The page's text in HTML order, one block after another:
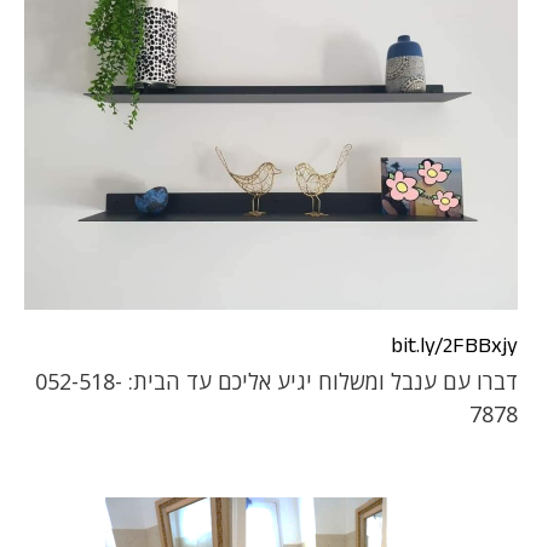
bit.ly/2FBBxjy
דברו עם ענבל ומשלוח יגיע אליכם עד הבית: 052-518-
7878